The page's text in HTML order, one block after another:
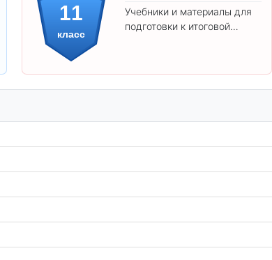
11
класс
Учебники и материалы для
подготовки к итоговой